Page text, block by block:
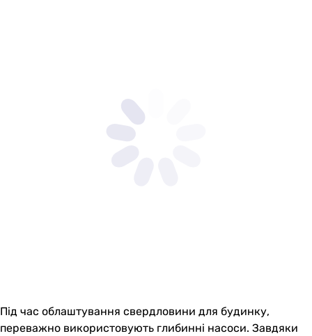
Під час облаштування свердловини для будинку,
переважно використовують глибинні насоси. Завдяки